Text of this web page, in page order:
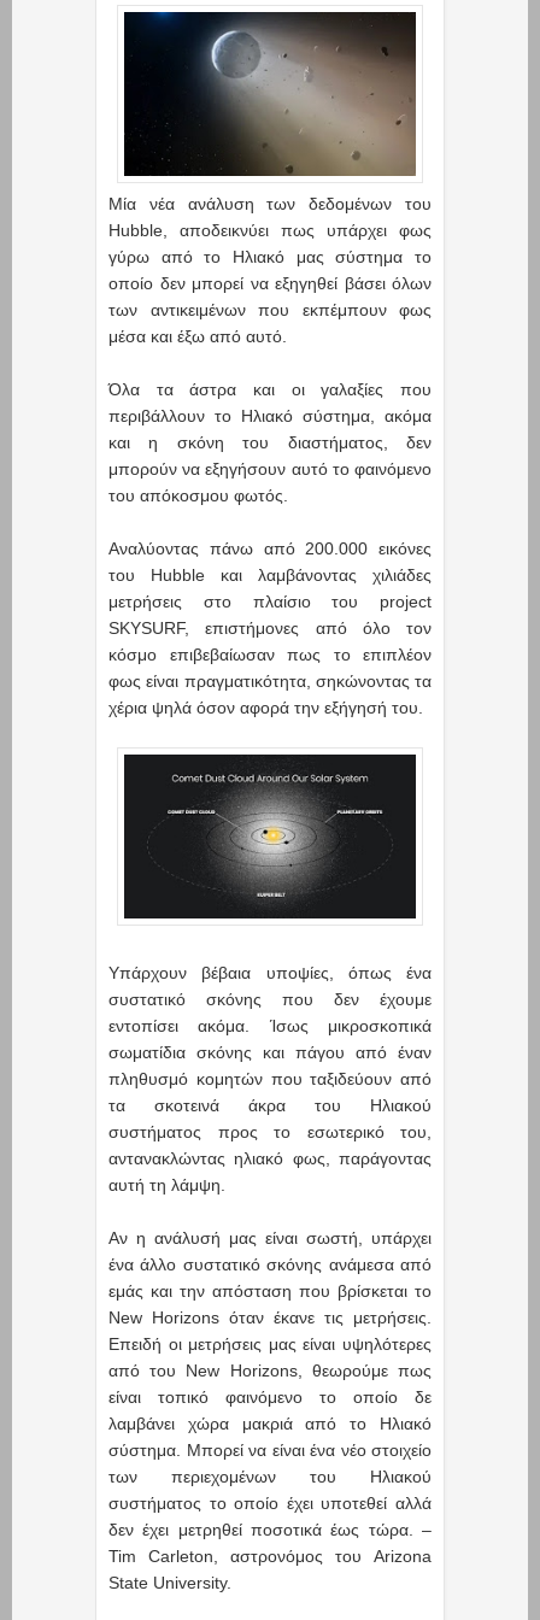
Μία νέα ανάλυση των δεδομένων του
Hubble, αποδεικνύει πως υπάρχει φως
γύρω από το Ηλιακό μας σύστημα το
οποίο δεν μπορεί να εξηγηθεί βάσει όλων
των αντικειμένων που εκπέμπουν φως
μέσα και έξω από αυτό.
Όλα τα άστρα και οι γαλαξίες που
περιβάλλουν το Ηλιακό σύστημα, ακόμα
και η σκόνη του διαστήματος, δεν
μπορούν να εξηγήσουν αυτό το φαινόμενο
του απόκοσμου φωτός.
Αναλύοντας πάνω από 200.000 εικόνες
του Hubble και λαμβάνοντας χιλιάδες
μετρήσεις στο πλαίσιο του project
SKYSURF, επιστήμονες από όλο τον
κόσμο επιβεβαίωσαν πως το επιπλέον
φως είναι πραγματικότητα, σηκώνοντας τα
χέρια ψηλά όσον αφορά την εξήγησή του.
Υπάρχουν βέβαια υποψίες, όπως ένα
συστατικό σκόνης που δεν έχουμε
εντοπίσει ακόμα. Ίσως μικροσκοπικά
σωματίδια σκόνης και πάγου από έναν
πληθυσμό κομητών που ταξιδεύουν από
τα σκοτεινά άκρα του Ηλιακού
συστήματος προς το εσωτερικό του,
αντανακλώντας ηλιακό φως, παράγοντας
αυτή τη λάμψη.
Αν η ανάλυσή μας είναι σωστή, υπάρχει
ένα άλλο συστατικό σκόνης ανάμεσα από
εμάς και την απόσταση που βρίσκεται το
New Horizons όταν έκανε τις μετρήσεις.
Επειδή οι μετρήσεις μας είναι υψηλότερες
από του New Horizons, θεωρούμε πως
είναι τοπικό φαινόμενο το οποίο δε
λαμβάνει χώρα μακριά από το Ηλιακό
σύστημα. Μπορεί να είναι ένα νέο στοιχείο
των περιεχομένων του Ηλιακού
συστήματος το οποίο έχει υποτεθεί αλλά
δεν έχει μετρηθεί ποσοτικά έως τώρα. –
Tim Carleton, αστρονόμος του Arizona
State University.